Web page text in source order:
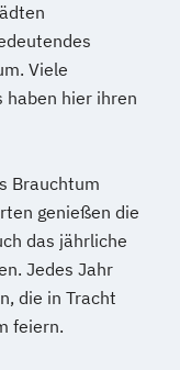
Viele
haben hier ihren
Brauchtum
genießen die
das jährliche
Jedes Jahr
die in Tracht
feiern.